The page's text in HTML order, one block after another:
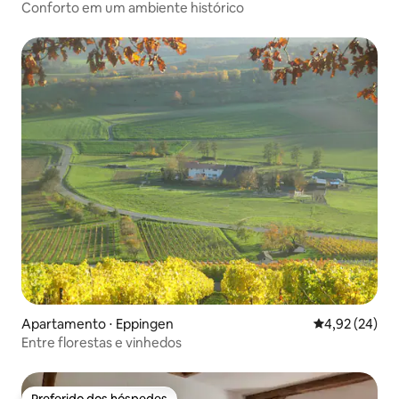
Conforto em um ambiente histórico
Apartamento ⋅ Eppingen 4,92 de uma
4,92 (24)
Entre florestas e vinhedos